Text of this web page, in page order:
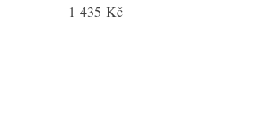
1 435 Kč